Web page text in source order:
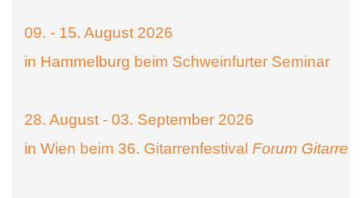
09. - 15. August 2026
in Hammelburg beim Schweinfurter Seminar
28. August - 03. September 2026
in Wien beim 36. Gitarrenfestival Forum Gitarre